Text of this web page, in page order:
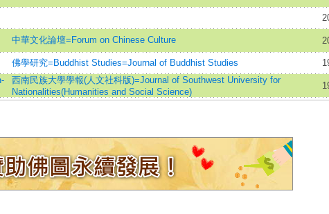
中華文化論壇=Forum on Chinese Culture
佛學研究=Buddhist Studies=Journal of Buddhist Studies
西南民族大學學報(人文社科版)=Journal of Southwest University for
Nationalities(Humanities and Social Science)